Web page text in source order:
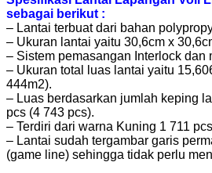
sebagai berikut :
– Lantai terbuat dari bahan
– Ukuran lantai yaitu 30,6cm x
– Sistem pemasangan Interlock dan
– Ukuran total luas lantai yaitu
444m2).
– Luas berdasarkan jumlah keping
pcs (4 743 pcs).
– Terdiri dari warna Kuning 1 711
– Lantai sudah tergambar garis
(game line) sehingga tidak perlu